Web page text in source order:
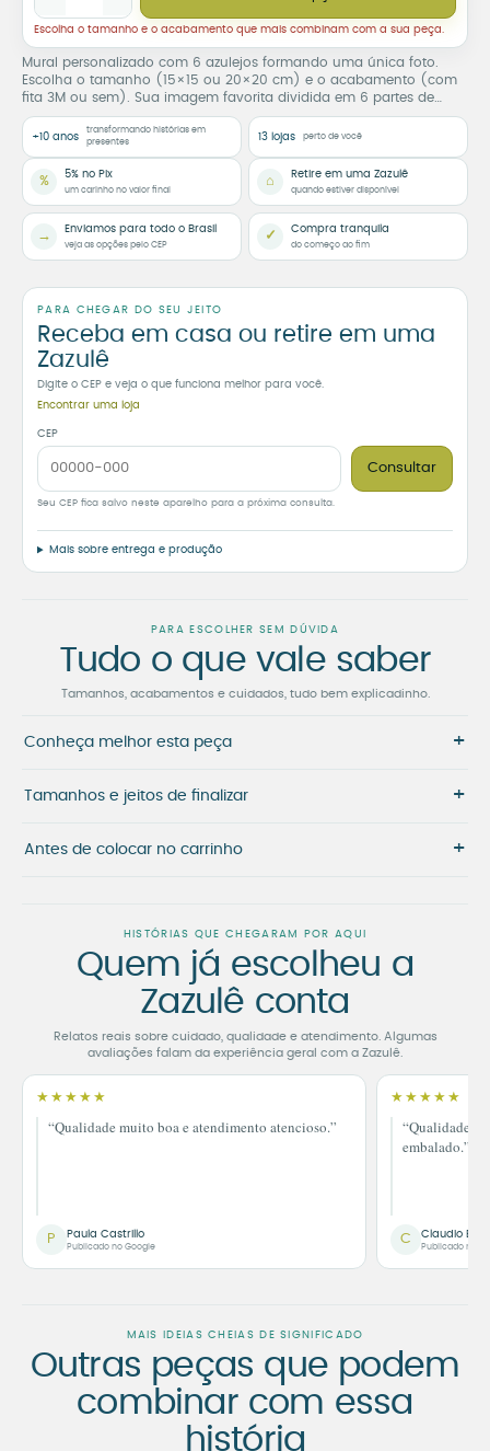
Mural personalizado com 6 azulejos formando uma única foto.
Escolha o tamanho (15×15 ou 20×20 cm) e o acabamento (com
fita 3M ou sem). Sua imagem favorita dividida em 6 partes de
puro significado.
Escolha o tamanho e o acabamento que mais combinam com a sua peça.
+10 anos
transformando histórias em
presentes
13 lojas perto de você
% 5% no Pix
um carinho no valor final
⌂ Retire em uma Zazulê
quando estiver disponível
→ Enviamos para todo o Brasil
veja as opções pelo CEP
✓ Compra tranquila
do começo ao fim
PARA CHEGAR DO SEU JEITO
Receba em casa ou retire em uma
Zazulê
Digite o CEP e veja o que funciona melhor para você.
Encontrar uma loja
CEP
Consultar
Seu CEP fica salvo neste aparelho para a próxima consulta.
Mais sobre entrega e produção
PARA ESCOLHER SEM DÚVIDA
Tudo o que vale saber
Tamanhos, acabamentos e cuidados, tudo bem explicadinho.
Conheça melhor esta peça +
Tamanhos e jeitos de finalizar +
Antes de colocar no carrinho +
HISTÓRIAS QUE CHEGARAM POR AQUI
Quem já escolheu a
Zazulê conta
Relatos reais sobre cuidado, qualidade e atendimento. Algumas
avaliações falam da experiência geral com a Zazulê.
★★★★★
“Qualidade muito boa e atendimento atencioso.”
P Paula Castrillo
Publicado no Google
★★★★★
“Qualidade
embalado.”
C Claudio
Publicado no
MAIS IDEIAS CHEIAS DE SIGNIFICADO
Outras peças que podem
combinar com essa
história